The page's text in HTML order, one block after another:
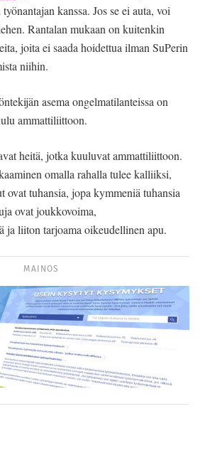
kanssa. Jos se ei auta, voi
Rantalan mukaan on kuitenkin
joita ei saada hoidettua ilman SuPerin
niihin.
asema ongelmatilanteissa on
ammattiliittoon.
heitä, jotka kuuluvat ammattiliittoon.
omalla rahalla tulee kalliiksi,
tuhansia, jopa kymmeniä tuhansia
ovat joukkovoima,
ja liiton tarjoama oikeudellinen apu.
MAINOS